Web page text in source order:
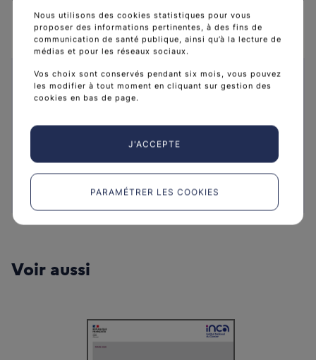
Caractéristiques
Collection :Recommandations et référentiels
Date de publication :23 juin 2026
Format :Brochure A4
Français
Voir aussi
Nous utilisons des cookies statistiques pour vous
proposer des informations pertinentes, à des fins de
communication de santé publique, ainsi qu’à la lecture de
médias et pour les réseaux sociaux.
Vos choix sont conservés pendant six mois, vous pouvez
les modifier à tout moment en cliquant sur gestion des
cookies en bas de page.
J'ACCEPTE
PARAMÉTRER LES COOKIES